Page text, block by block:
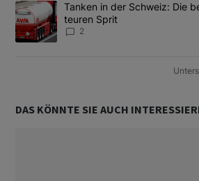
Ein Trendartikel mit dem Titel "Tanken
Tanken in der Schweiz: Die
teuren Sprit
2
DAS KÖNNTE SIE AUCH